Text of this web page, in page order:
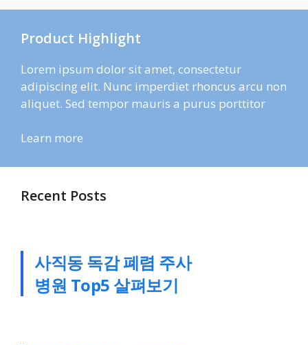
Product Highlight
Lorem ipsum dolor sit amet, consectetur
adipiscing elit. Nunc imperdiet rhoncus arcu non
aliquet. Sed tempor mauris a purus porttitor
Learn more
Recent Posts
사직동 독감 폐렴 주사
병원 Top5 살펴보기